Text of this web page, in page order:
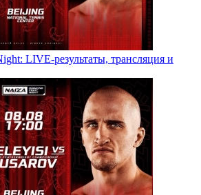
LIVE-результаты, трансляция и